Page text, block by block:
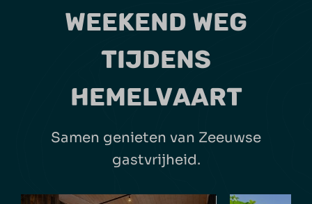
WEEKEND WEG
TIJDENS
HEMELVAART
Samen genieten van Zeeuwse
gastvrijheid.